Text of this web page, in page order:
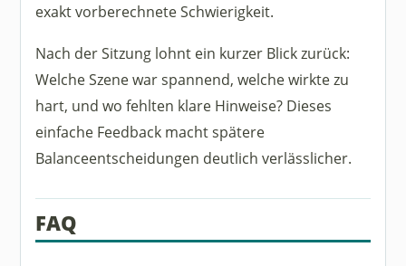
exakt vorberechnete Schwierigkeit.
Nach der Sitzung lohnt ein kurzer Blick zurück:
Welche Szene war spannend, welche wirkte zu
hart, und wo fehlten klare Hinweise? Dieses
einfache Feedback macht spätere
Balanceentscheidungen deutlich verlässlicher.
FAQ